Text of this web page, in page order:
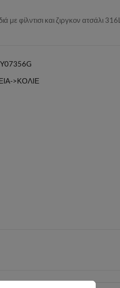
με φίλντισι και ζιργκον ατσάλι 316L
Y07356G
>ΚΟΛΙΕ